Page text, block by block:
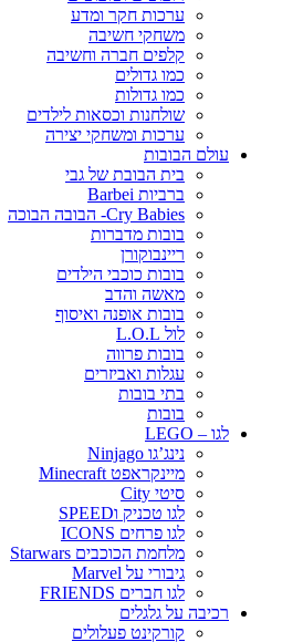
ערכות חקר ומדע
משחקי חשיבה
קלפים חברה וחשיבה
כמו גדולים
כמו גדולות
שולחנות וכסאות לילדים
ערכות ומשחקי יצירה
עולם הבובות
בית הבובת של גבי
ברביות Barbei
Cry Babies- הבובה הבוכה
בובות מדברות
ריינבוקורן
בובות כוכבי הילדים
מאשה והדב
בובות אופנה ואיסוף
לול L.O.L
בובות פרווה
עגלות ואביזרים
בתי בובות
בובות
לגו – LEGO
נינג’גו Ninjago
מיינקראפט Minecraft
סיטי City
לגו טכניק וSPEED
לגו פרחים ICONS
מלחמת הכוכבים Starwars
גיבורי על Marvel
לגו חברים FRIENDS
רכיבה על גלגלים
קורקינט פעלולים